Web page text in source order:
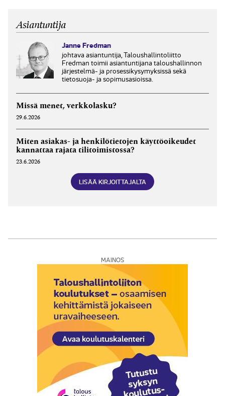
Asiantuntija
Janne Fredman
johtava asiantuntija, Taloushallintoliitto
Fredman toimii asiantuntijana taloushallinnon
järjestelmä- ja prosessikysymyksissä sekä
tietosuoja- ja sopimusasioissa.
Missä menet, verkkolasku?
29.6.2026
Miten asiakas- ja henkilötietojen käyttöoikeudet
kannattaa rajata tilitoimistossa?
23.6.2026
LISÄÄ KIRJOITTAJALTA
MAINOS